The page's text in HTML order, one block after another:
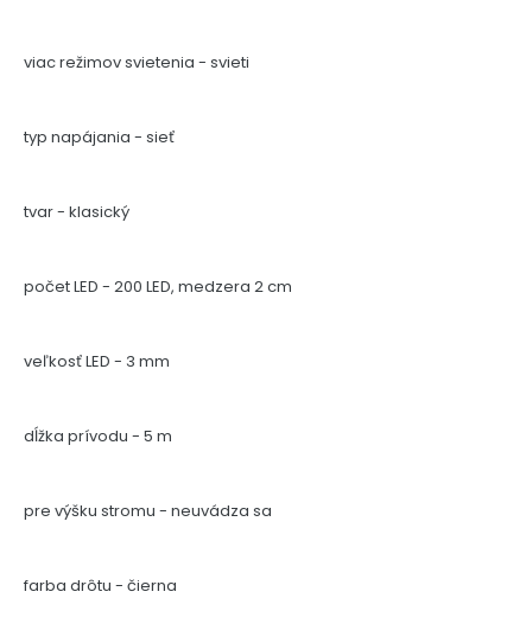
viac režimov svietenia - svieti
typ napájania - sieť
tvar - klasický
počet LED - 200 LED, medzera 2 cm
veľkosť LED - 3 mm
dĺžka prívodu - 5 m
pre výšku stromu - neuvádza sa
farba drôtu - čierna